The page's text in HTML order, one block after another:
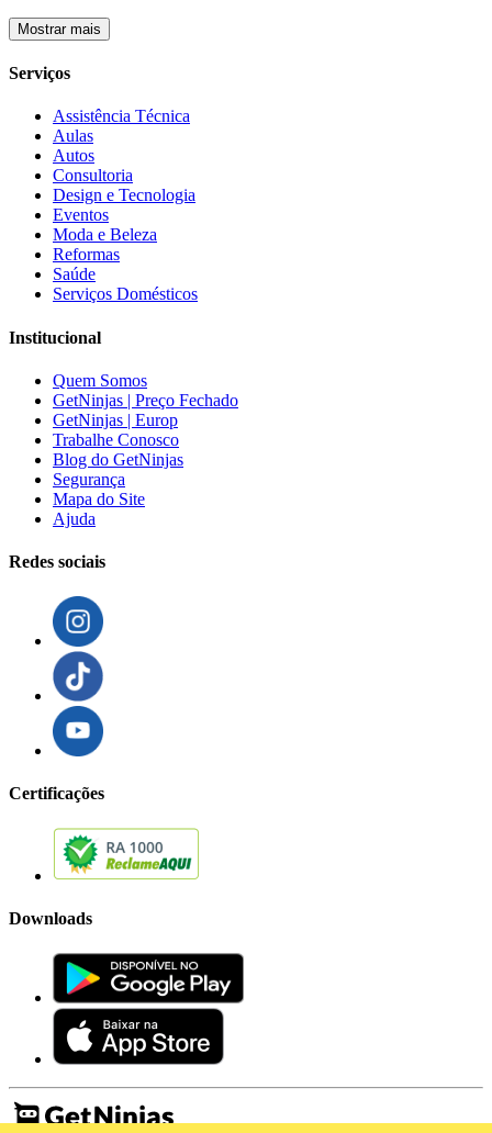
Mostrar mais
Serviços
Assistência Técnica
Aulas
Autos
Consultoria
Design e Tecnologia
Eventos
Moda e Beleza
Reformas
Saúde
Serviços Domésticos
Institucional
Quem Somos
GetNinjas | Preço Fechado
GetNinjas | Europ
Trabalhe Conosco
Blog do GetNinjas
Segurança
Mapa do Site
Ajuda
Redes sociais
Certificações
Downloads